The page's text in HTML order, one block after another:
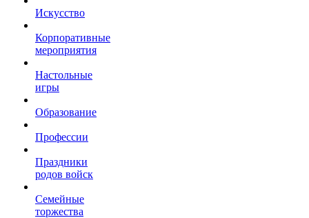
Искусство
Корпоративные
мероприятия
Настольные
игры
Образование
Профессии
Праздники
родов войск
Семейные
торжества